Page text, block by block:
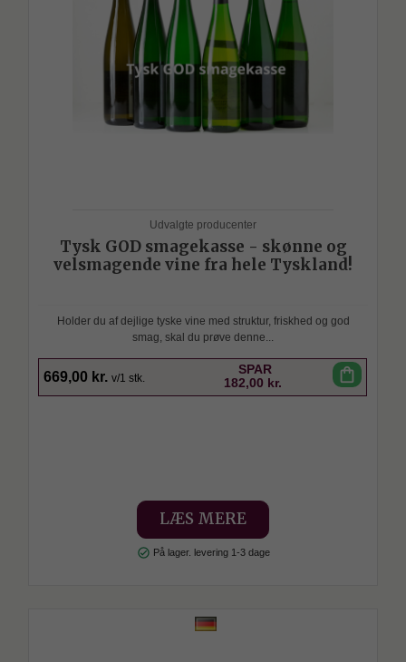
Udvalgte producenter
Tysk GOD smagekasse - skønne og
velsmagende vine fra hele Tyskland!
Holder du af dejlige tyske vine med struktur, friskhed og god
smag, skal du prøve denne...
669,00 kr. v/1 stk.
SPAR
182,00 kr.
shopping_bag
LÆS MERE
check_circle På lager. levering 1-3 dage